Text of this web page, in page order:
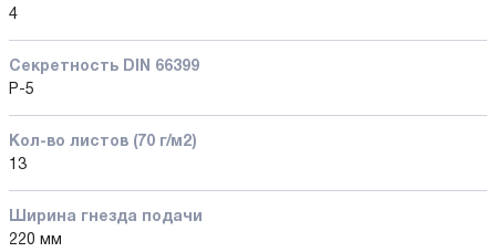
4
Секретность DIN 66399
P-5
Кол-во листов (70 г/м2)
13
Ширина гнезда подачи
220 мм